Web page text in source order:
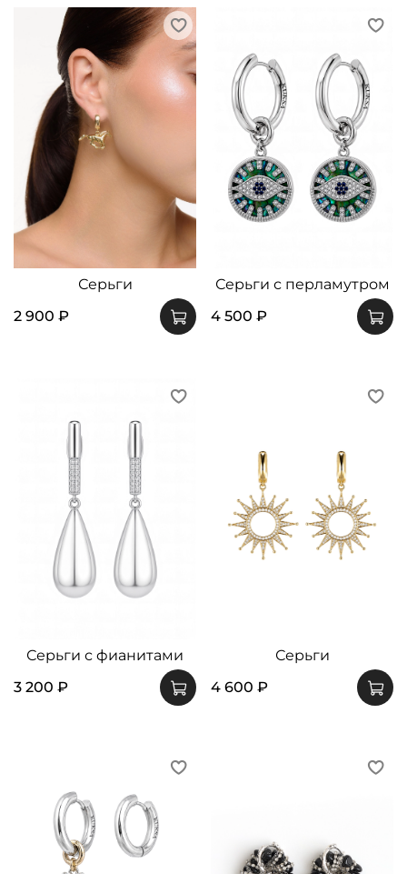
Серьги
2 900 ₽
Серьги с перламутром
4 500 ₽
Серьги с фианитами
3 200 ₽
Серьги
4 600 ₽